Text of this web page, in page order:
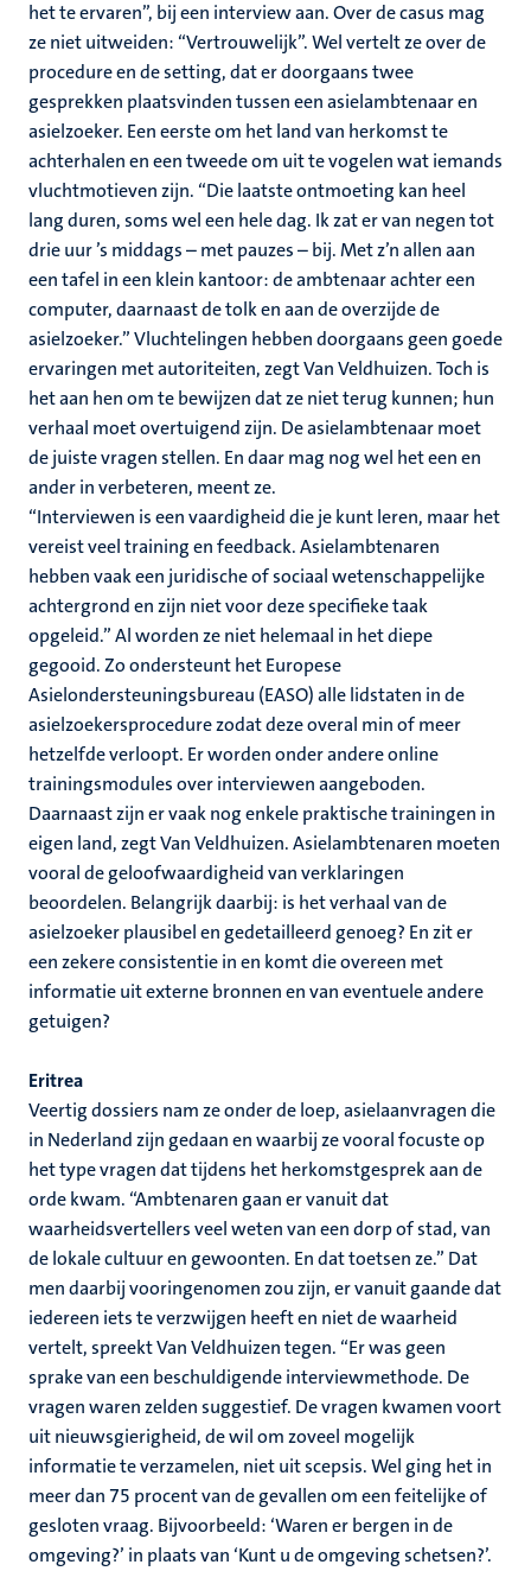
het te ervaren”, bij een interview aan. Over de casus mag
ze niet uitweiden: “Vertrouwelijk”. Wel vertelt ze over de
procedure en de setting, dat er doorgaans twee
gesprekken plaatsvinden tussen een asielambtenaar en
asielzoeker. Een eerste om het land van herkomst te
achterhalen en een tweede om uit te vogelen wat iemands
vluchtmotieven zijn. “Die laatste ontmoeting kan heel
lang duren, soms wel een hele dag. Ik zat er van negen tot
drie uur ’s middags – met pauzes – bij. Met z’n allen aan
een tafel in een klein kantoor: de ambtenaar achter een
computer, daarnaast de tolk en aan de overzijde de
asielzoeker.” Vluchtelingen hebben doorgaans geen goede
ervaringen met autoriteiten, zegt Van Veldhuizen. Toch is
het aan hen om te bewijzen dat ze niet terug kunnen; hun
verhaal moet overtuigend zijn. De asielambtenaar moet
de juiste vragen stellen. En daar mag nog wel het een en
ander in verbeteren, meent ze.
“Interviewen is een vaardigheid die je kunt leren, maar het
vereist veel training en feedback. Asielambtenaren
hebben vaak een juridische of sociaal wetenschappelijke
achtergrond en zijn niet voor deze specifieke taak
opgeleid.” Al worden ze niet helemaal in het diepe
gegooid. Zo ondersteunt het Europese
Asielondersteuningsbureau (EASO) alle lidstaten in de
asielzoekersprocedure zodat deze overal min of meer
hetzelfde verloopt. Er worden onder andere online
trainingsmodules over interviewen aangeboden.
Daarnaast zijn er vaak nog enkele praktische trainingen in
eigen land, zegt Van Veldhuizen. Asielambtenaren moeten
vooral de geloofwaardigheid van verklaringen
beoordelen. Belangrijk daarbij: is het verhaal van de
asielzoeker plausibel en gedetailleerd genoeg? En zit er
een zekere consistentie in en komt die overeen met
informatie uit externe bronnen en van eventuele andere
getuigen?
Eritrea
Veertig dossiers nam ze onder de loep, asielaanvragen die
in Nederland zijn gedaan en waarbij ze vooral focuste op
het type vragen dat tijdens het herkomstgesprek aan de
orde kwam. “Ambtenaren gaan er vanuit dat
waarheidsvertellers veel weten van een dorp of stad, van
de lokale cultuur en gewoonten. En dat toetsen ze.” Dat
men daarbij vooringenomen zou zijn, er vanuit gaande dat
iedereen iets te verzwijgen heeft en niet de waarheid
vertelt, spreekt Van Veldhuizen tegen. “Er was geen
sprake van een beschuldigende interviewmethode. De
vragen waren zelden suggestief. De vragen kwamen voort
uit nieuwsgierigheid, de wil om zoveel mogelijk
informatie te verzamelen, niet uit scepsis. Wel ging het in
meer dan 75 procent van de gevallen om een feitelijke of
gesloten vraag. Bijvoorbeeld: ‘Waren er bergen in de
omgeving?’ in plaats van ‘Kunt u de omgeving schetsen?’.